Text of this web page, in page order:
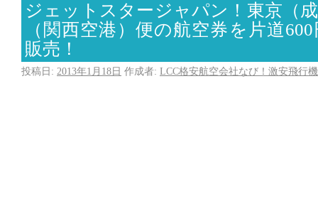
ジェットスタージャパン！東京（
（関西空港）便の航空券を片道
販売！
投稿日: 2013年1月18日 作成者: LCC格安航空会社なび！激安飛行